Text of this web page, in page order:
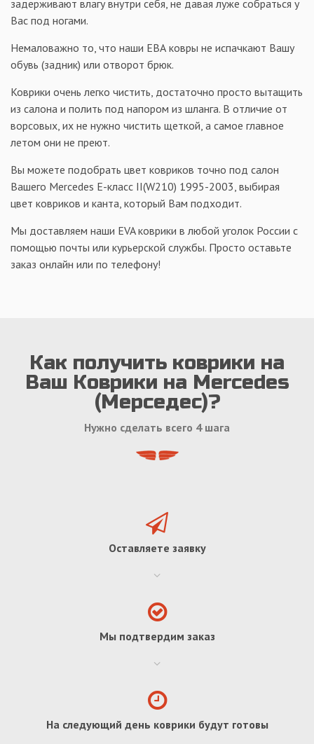
задерживают влагу внутри себя, не давая луже собраться у
Вас под ногами.
Немаловажно то, что наши ЕВА ковры не испачкают Вашу
обувь (задник) или отворот брюк.
Коврики очень легко чистить, достаточно просто вытащить
из салона и полить под напором из шланга. В отличие от
ворсовых, их не нужно чистить щеткой, а самое главное
летом они не преют.
Вы можете подобрать цвет ковриков точно под салон
Вашего Mercedes Е-класс II(W210) 1995-2003, выбирая
цвет ковриков и канта, который Вам подходит.
Мы доставляем наши EVA коврики в любой уголок России с
помощью почты или курьерской службы. Просто оставьте
заказ онлайн или по телефону!
Как получить коврики на
Ваш Коврики на Mercedes
(Мерседес)?
Нужно сделать всего 4 шага
Оставляете заявку
Мы подтвердим заказ
На следующий день коврики будут готовы